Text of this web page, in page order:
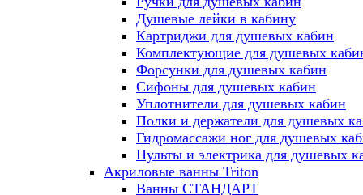
Душевые лейки в кабину
Картриджи для душевых кабин
Комплектующие для душевых
Форсунки для душевых кабин
Сифоны для душевых кабин
Уплотнители для душевых кабин
Полки и держатели для душевых
Гидромассажи ног для душевых
Пульты и электрика для душевых
Акриловые ванны Triton
Ванны СТАНДАРТ